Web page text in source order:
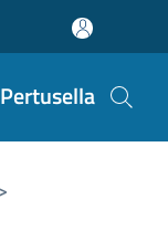
>